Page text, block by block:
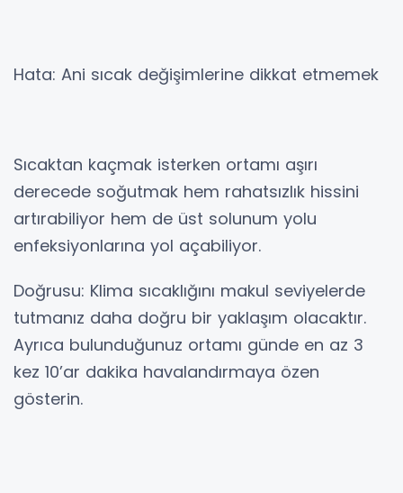
Hata: Ani sıcak değişimlerine dikkat etmemek
Sıcaktan kaçmak isterken ortamı aşırı
derecede soğutmak hem rahatsızlık hissini
artırabiliyor hem de üst solunum yolu
enfeksiyonlarına yol açabiliyor.
Doğrusu: Klima sıcaklığını makul seviyelerde
tutmanız daha doğru bir yaklaşım olacaktır.
Ayrıca bulunduğunuz ortamı günde en az 3
kez 10’ar dakika havalandırmaya özen
gösterin.